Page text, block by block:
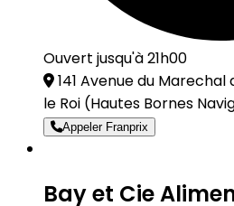
Ouvert jusqu'à 21h00
141 Avenue du
le Roi (Hautes Bornes
Appeler Franprix
Bay et Cie